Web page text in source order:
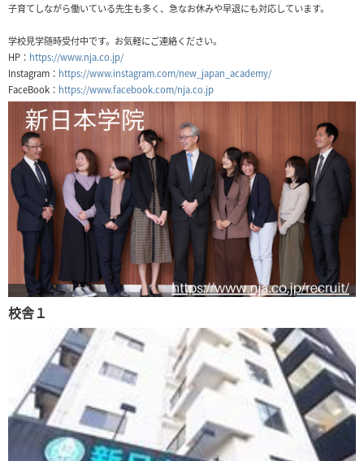
子育てしながら働いている先生も多く、急なお休みや早退にも対応しています。
学校見学随時受付中です。お気軽にご連絡ください。
HP： https://www.nja.co.jp/
Instagram： https://www.instagram.com/new_japan_academy/
FaceBook： https://www.facebook.com/nja.co.jp
校舎１